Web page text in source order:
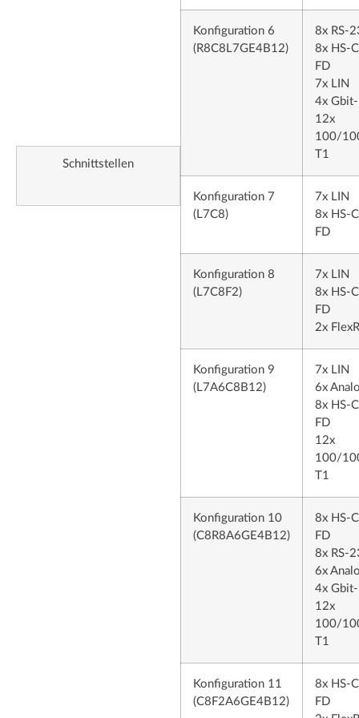
Schnittstellen
Konfiguration 6
(R8C8L7GE4B12)
8x RS-
8x HS-
FD
7x LIN
4x
12x
100/
T1
Konfiguration 7
(L7C8)
7x LIN
8x HS-
FD
Konfiguration 8
(L7C8F2)
7x LIN
8x HS-
FD
2x
Konfiguration 9
(L7A6C8B12)
7x LIN
6x
8x HS-
FD
12x
100/
T1
Konfiguration 10
(C8R8A6GE4B12)
8x HS-
FD
8x RS-
6x
4x
12x
100/
T1
Konfiguration 11
(C8F2A6GE4B12)
8x HS-
FD